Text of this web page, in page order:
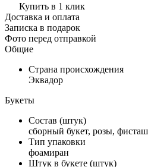
Купить в 1 клик
Доставка и оплата
Записка в подарок
Фото перед отправкой
Общие
Страна происхождения
Эквадор
Букеты
Состав (штук)
сборный букет, розы,
Тип упаковки
фоамиран
Штук в букете (штук)